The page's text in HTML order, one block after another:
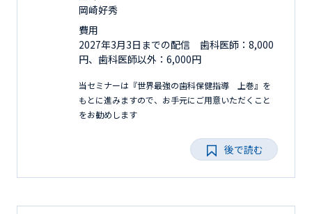
岡崎好秀
費用
2027年3月3日までの配信 歯科医師：8,000
円、歯科医師以外：6,000円
当セミナーは『世界最強の歯科保健指導 上巻』を
もとに進みますので、お手元にご用意いただくこと
をお勧めします
後で読む